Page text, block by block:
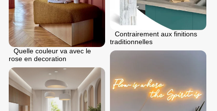
Quelle couleur va avec le
rose en decoration
Contrairement aux finitions
traditionnelles